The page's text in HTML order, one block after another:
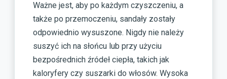
Ważne jest, aby po każdym czyszczeniu, a
także po przemoczeniu, sandały zostały
odpowiednio wysuszone. Nigdy nie należy
suszyć ich na słońcu lub przy użyciu
bezpośrednich źródeł ciepła, takich jak
kaloryfery czy suszarki do włosów. Wysoka